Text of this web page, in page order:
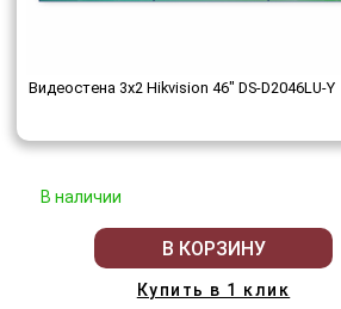
Видеостена 3x2 Hikvision 46" DS-D2046LU-Y
В наличии
В КОРЗИНУ
Купить в 1 клик